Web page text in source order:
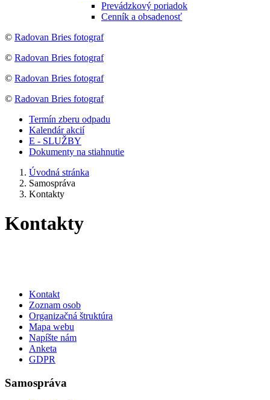
Prevádzkový poriadok
Cenník a obsadenosť
© Radovan Bries fotograf
© Radovan Bries fotograf
© Radovan Bries fotograf
© Radovan Bries fotograf
Termín zberu odpadu
Kalendár akcií
E - SLUŽBY
Dokumenty na stiahnutie
Úvodná stránka
Samospráva
Kontakty
Kontakty
Kontakt
Zoznam osob
Organizačná štruktúra
Mapa webu
Napíšte nám
Anketa
GDPR
Samospráva